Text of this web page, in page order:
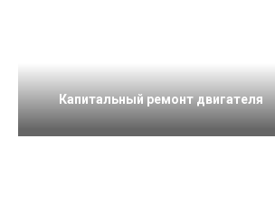
Капитальный ремонт двигателя